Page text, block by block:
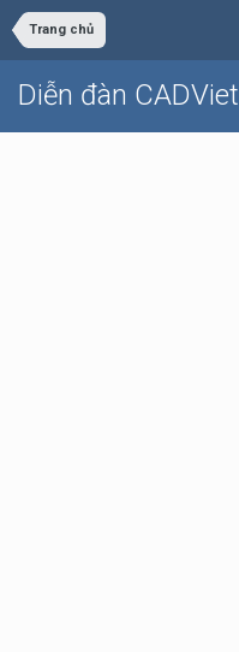
Trang chủ
Diễn đàn CADViet